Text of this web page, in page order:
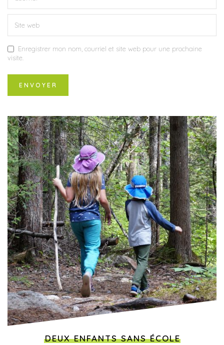
Enregistrer mon nom, courriel et site web pour une prochaine
visite.
DEUX ENFANTS SANS ÉCOLE